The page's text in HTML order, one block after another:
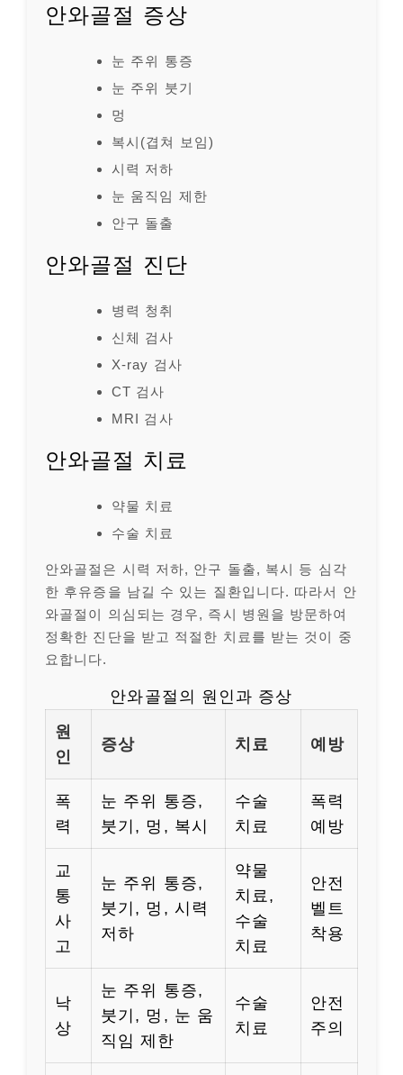
안와골절 증상
눈 주위 통증
눈 주위 붓기
멍
복시(겹쳐 보임)
시력 저하
눈 움직임 제한
안구 돌출
안와골절 진단
병력 청취
신체 검사
X-ray 검사
CT 검사
MRI 검사
안와골절 치료
약물 치료
수술 치료
안와골절은 시력 저하, 안구 돌출, 복시 등 심각
한 후유증을 남길 수 있는 질환입니다. 따라서 안
와골절이 의심되는 경우, 즉시 병원을 방문하여
정확한 진단을 받고 적절한 치료를 받는 것이 중
요합니다.
안와골절의 원인과 증상
원
인
증상 치료 예방
폭
력
눈 주위 통증,
붓기, 멍, 복시
수술
치료
폭력
예방
교
통
사
고
눈 주위 통증,
붓기, 멍, 시력
저하
약물
치료,
수술
치료
안전
벨트
착용
낙
상
눈 주위 통증,
붓기, 멍, 눈 움
직임 제한
수술
치료
안전
주의